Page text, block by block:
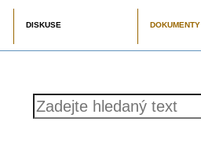
DISKUSE DOKUMENTY